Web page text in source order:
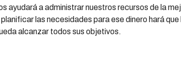
ayudará a administrar nuestros recursos de la
planificar las necesidades para ese dinero hará
alcanzar todos sus objetivos.